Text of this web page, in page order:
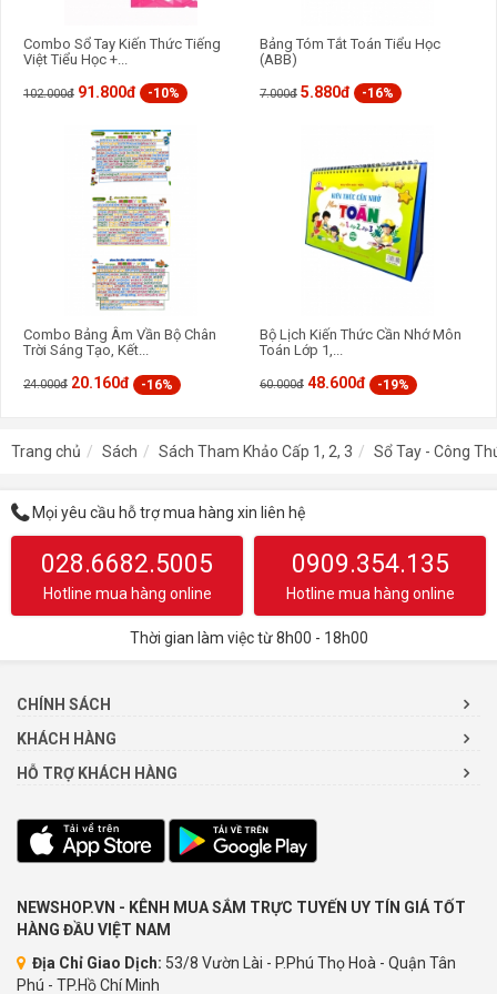
Combo Sổ Tay Kiến Thức Tiếng
Việt Tiểu Học +...
102.000đ 91.800đ -10%
Bảng Tóm Tắt Toán Tiểu Học
(ABB)
7.000đ 5.880đ -16%
Combo Bảng Âm Vần Bộ Chân
Trời Sáng Tạo, Kết...
24.000đ 20.160đ -16%
Bộ Lịch Kiến Thức Cần Nhớ Môn
Toán Lớp 1,...
60.000đ 48.600đ -19%
Trang chủ Sách Sách Tham Khảo Cấp 1, 2, 3 Sổ Tay - Công
Mọi yêu cầu hỗ trợ mua hàng xin liên hệ
028.6682.5005
Hotline mua hàng online
0909.354.135
Hotline mua hàng online
Thời gian làm việc từ 8h00 - 18h00
CHÍNH SÁCH
KHÁCH HÀNG
HỖ TRỢ KHÁCH HÀNG
NEWSHOP.VN - KÊNH MUA SẮM TRỰC TUYẾN UY TÍN GIÁ TỐT
HÀNG ĐẦU VIỆT NAM
Địa Chỉ Giao Dịch: 53/8 Vườn Lài - P.Phú Thọ Hoà - Quận Tân
Phú - TP.Hồ Chí Minh